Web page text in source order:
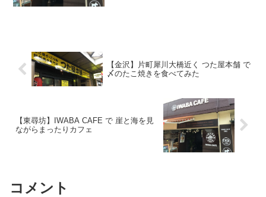
【金沢】片町犀川大橋近く つた屋本舗 で
〆のたこ焼きを食べてみた
【東尋坊】IWABA CAFE で 崖と海を見
ながらまったりカフェ
コメント